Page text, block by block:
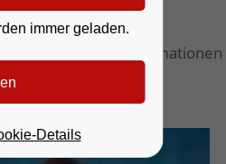
Weitere
immer geladen.
Details